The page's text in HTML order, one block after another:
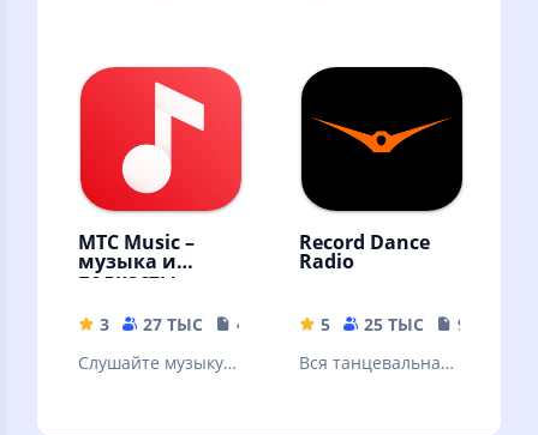
Андроида.
Пробная версия
МТС Music –
музыка и
подкасты
3 27 ТЫС
41 MB
Слушайте музыку и
Record Dance
Radio
5 25 ТЫС
9.39 MB
Вся танцевальная